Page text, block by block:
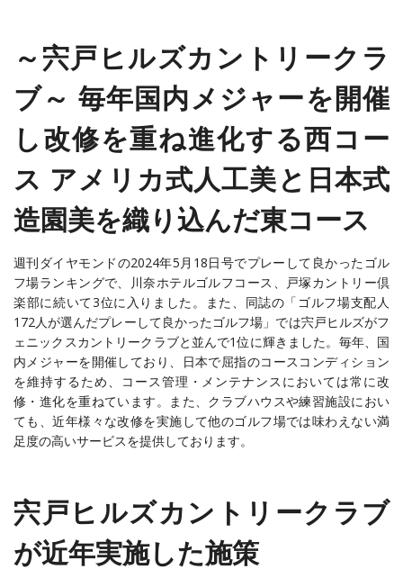
～宍戸ヒルズカントリークラ
ブ～ 毎年国内メジャーを開催
し改修を重ね進化する西コー
ス アメリカ式人工美と日本式
造園美を織り込んだ東コース
週刊ダイヤモンドの2024年5月18日号でプレーして良かったゴル
フ場ランキングで、川奈ホテルゴルフコース、戸塚カントリー倶
楽部に続いて3位に入りました。また、同誌の「ゴルフ場支配人
172人が選んだプレーして良かったゴルフ場」では宍戸ヒルズがフ
ェニックスカントリークラブと並んで1位に輝きました。毎年、国
内メジャーを開催しており、日本で屈指のコースコンディション
を維持するため、コース管理・メンテナンスにおいては常に改
修・進化を重ねています。また、クラブハウスや練習施設におい
ても、近年様々な改修を実施して他のゴルフ場では味わえない満
足度の高いサービスを提供しております。
宍戸ヒルズカントリークラブ
が近年実施した施策